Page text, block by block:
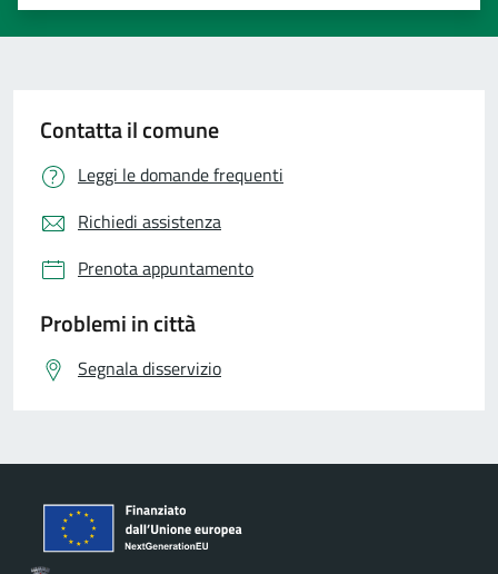
Contatta il comune
Leggi le domande frequenti
Richiedi assistenza
Prenota appuntamento
Problemi in città
Segnala disservizio